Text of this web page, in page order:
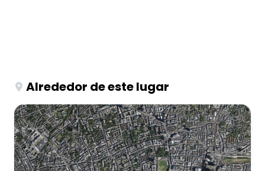
Alrededor de este lugar